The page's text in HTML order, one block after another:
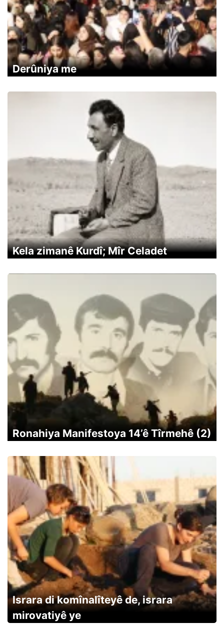
Derûniya me
Kela zimanê Kurdî; Mîr Celadet
Ronahiya Manifestoya 14’ê Tîrmehê (2)
Israra di komînalîteyê de, israra
mirovatiyê ye